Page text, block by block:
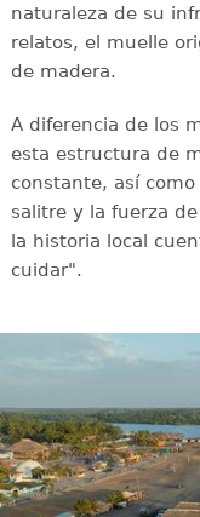
naturaleza de su
relatos, el muelle
de madera.
A diferencia de los
esta estructura de
constante, así
salitre y la fuerza
la historia local
cuidar".